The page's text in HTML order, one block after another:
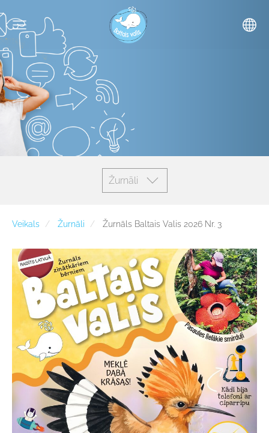
Žurnāli
Veikals Žurnāli Žurnāls Baltais Valis 2026 Nr. 3